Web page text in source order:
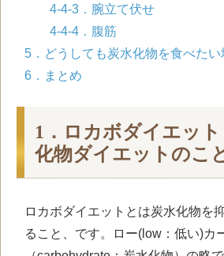
4-4-3．腕立て伏せ
4-4-4．腹筋
5．どうしても炭水化物を食べたい
6．まとめ
1．ロカボダイエッ
化物ダイエットのこ
ロカボダイエットとは炭水化物を
ること、です。ロー(low：低い)カ